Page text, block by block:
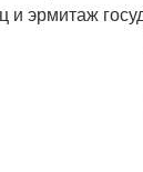
и эрмитаж